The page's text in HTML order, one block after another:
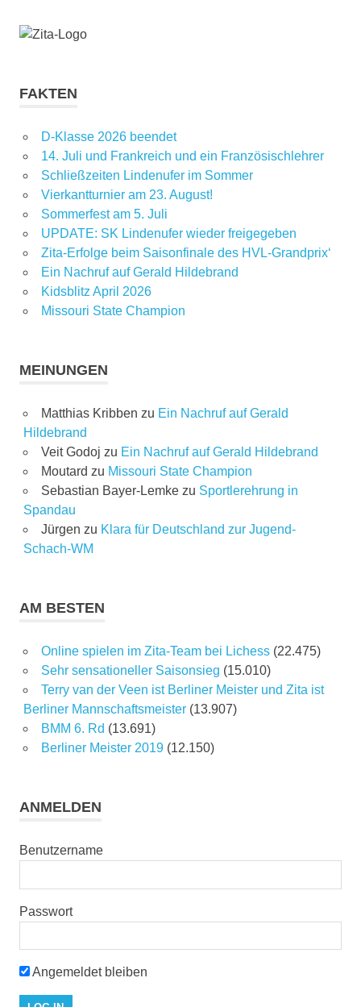
FAKTEN
D-Klasse 2026 beendet
14. Juli und Frankreich und ein Französischlehrer
Schließzeiten Lindenufer im Sommer
Vierkantturnier am 23. August!
Sommerfest am 5. Juli
UPDATE: SK Lindenufer wieder freigegeben
Zita-Erfolge beim Saisonfinale des HVL-Grandprix‘
Ein Nachruf auf Gerald Hildebrand
Kidsblitz April 2026
Missouri State Champion
MEINUNGEN
Matthias Kribben zu Ein Nachruf auf Gerald
Hildebrand
Veit Godoj zu Ein Nachruf auf Gerald Hildebrand
Moutard zu Missouri State Champion
Sebastian Bayer-Lemkezu Sportlerehrung in
Spandau
Jürgen zu Klara für Deutschland zur Jugend-
Schach-WM
AM BESTEN
Online spielen im Zita-Team bei Lichess (22.475)
Sehr sensationeller Saisonsieg (15.010)
Terry van der Veen ist Berliner Meister und Zita ist
Berliner Mannschaftsmeister (13.907)
BMM 6. Rd (13.691)
Berliner Meister 2019 (12.150)
ANMELDEN
Benutzername
Passwort
Angemeldet bleiben